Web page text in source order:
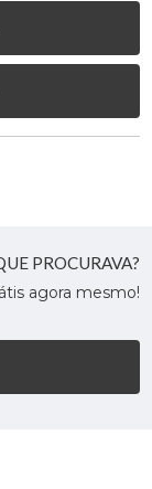
PROCURAVA?
agora mesmo!